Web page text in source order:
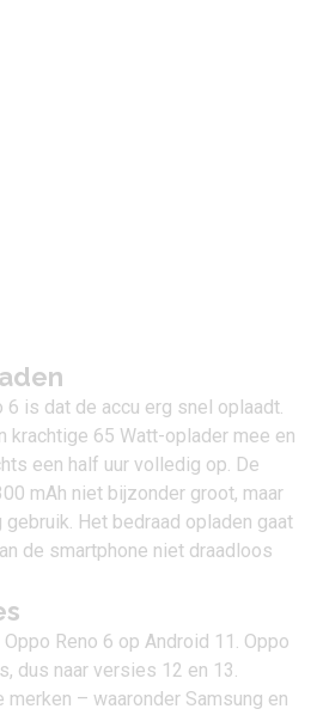
6 is dat de accu erg snel oplaadt.
krachtige 65 Watt-oplader mee en
een half uur volledig op. De
mAh niet bijzonder groot, maar
Het bedraad opladen gaat
de smartphone niet draadloos
Reno 6 op Android 11 . Oppo
dus naar versies 12 en 13.
merken – waaronder Samsung en